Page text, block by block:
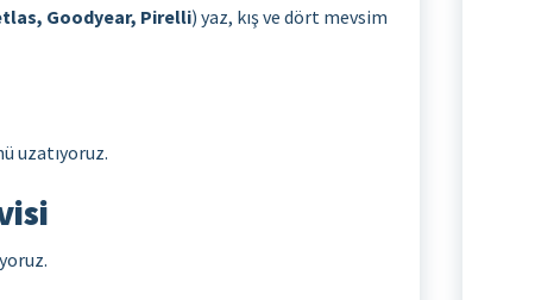
Goodyear, Pirelli) yaz, kış ve dört mevsim
uzatıyoruz.